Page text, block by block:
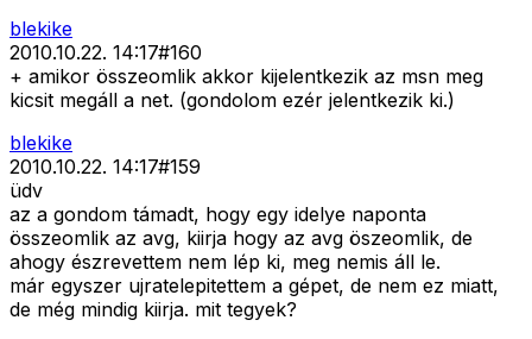
blekike
2010.10.22. 14:17#160
+ amikor összeomlik akkor kijelentkezik az msn meg
kicsit megáll a net. (gondolom ezér jelentkezik ki.)
blekike
2010.10.22. 14:17#159
üdv
az a gondom támadt, hogy egy idelye naponta
összeomlik az avg, kiirja hogy az avg öszeomlik, de
ahogy észrevettem nem lép ki, meg nemis áll le.
már egyszer ujratelepitettem a gépet, de nem ez miatt,
de még mindig kiirja. mit tegyek?